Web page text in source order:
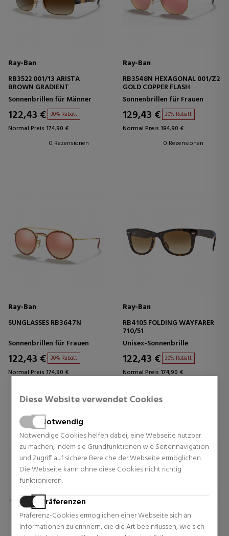
Diese Website verwendet Cookies
Notwendig
Notwendige Cookies helfen dabei, eine Webseite nutzbar
zu machen, indem sie Grundfunktionen wie Seitennavigation
und Zugriff auf sichere Bereiche der Webseite ermöglichen.
Die Webseite kann ohne diese Cookies nicht richtig
funktionieren.
Präferenzen
Präferenz-Cookies ermöglichen einer Webseite sich an
Informationen zu erinnern, die die Art beeinflussen, wie sich
Ray-Ban
RB3522 001/13 ARISTA
BROWN GRADIENT
Sonnenbrillen für Männer
122,43 € 30% Rabatt
Normal Preis 174,90 €
0 Rezensionen
Ray-Ban
RB3548N HEXAGONAL 001/Z2
GOLD COPPER FLASH
Sonnenbrillen für Frauen
129,43 € 30% Rabatt
Normal Preis 184,90 €
0 Rezensionen
Ray-Ban
SUNGLASSES RB3647N
Sonnenbrillen für Frauen
122,43 € 30% Rabatt
Normal Preis 174,90 €
Ray-Ban
RB4105 FOLDING WAYFARER
710/51
Unisex-Sonnenbrille
122,43 € 30% Rabatt
Normal Preis 174,90 €